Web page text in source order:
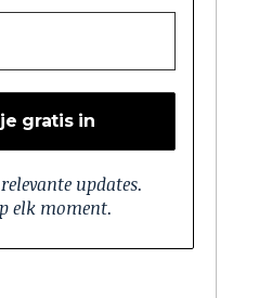
updates.
elk moment.